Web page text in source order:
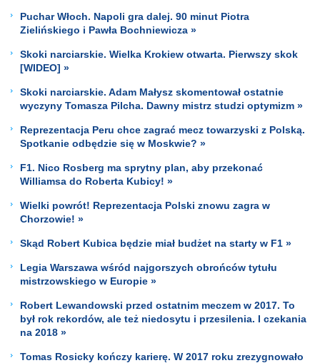
Puchar Włoch. Napoli gra dalej. 90 minut Piotra
Zielińskiego i Pawła Bochniewicza »
Skoki narciarskie. Wielka Krokiew otwarta. Pierwszy skok
[WIDEO] »
Skoki narciarskie. Adam Małysz skomentował ostatnie
wyczyny Tomasza Pilcha. Dawny mistrz studzi optymizm »
Reprezentacja Peru chce zagrać mecz towarzyski z Polską.
Spotkanie odbędzie się w Moskwie? »
F1. Nico Rosberg ma sprytny plan, aby przekonać
Williamsa do Roberta Kubicy! »
Wielki powrót! Reprezentacja Polski znowu zagra w
Chorzowie! »
Skąd Robert Kubica będzie miał budżet na starty w F1 »
Legia Warszawa wśród najgorszych obrońców tytułu
mistrzowskiego w Europie »
Robert Lewandowski przed ostatnim meczem w 2017. To
był rok rekordów, ale też niedosytu i przesilenia. I czekania
na 2018 »
Tomas Rosicky kończy karierę. W 2017 roku zrezygnowało